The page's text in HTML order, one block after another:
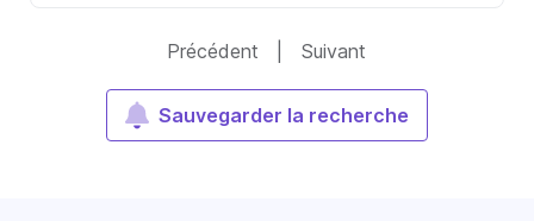
Précédent Suivant
Sauvegarder la recherche